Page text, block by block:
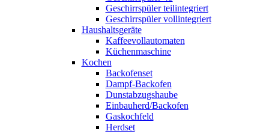
Geschirrspüler teilintegriert
Geschirrspüler vollintegriert
Haushaltsgeräte
Kaffeevollautomaten
Küchenmaschine
Kochen
Backofenset
Dampf-Backofen
Dunstabzugshaube
Einbauherd/Backofen
Gaskochfeld
Herdset